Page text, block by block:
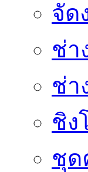
จัด
ช่า
ช่า
ชิง
ชุด